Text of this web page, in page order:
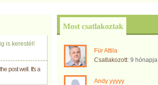
is kerestél!
post well. It's a
Most csatlakoztak
Für Attila
Csatlakozott: 9 hónapja
Andy yyyyy